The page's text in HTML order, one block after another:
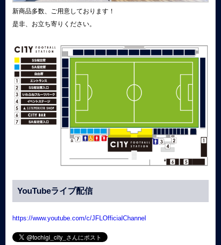
新商品多数、ご用意しております！
是非、お立ち寄りください。
YouTubeライブ配信
https://www.youtube.com/c/JFLOfficialChannel